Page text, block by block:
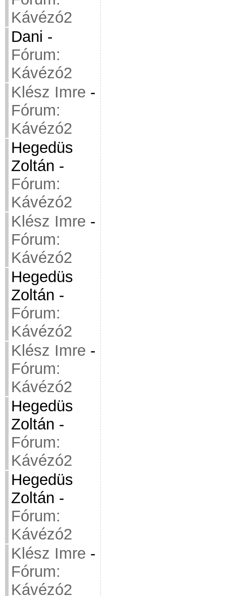
Kávézó2
Dani -
Fórum:
Kávézó2
Klész Imre -
Fórum:
Kávézó2
Hegedüs
Zoltán -
Fórum:
Kávézó2
Klész Imre -
Fórum:
Kávézó2
Hegedüs
Zoltán -
Fórum:
Kávézó2
Klész Imre -
Fórum:
Kávézó2
Hegedüs
Zoltán -
Fórum:
Kávézó2
Hegedüs
Zoltán -
Fórum:
Kávézó2
Klész Imre -
Fórum:
Kávézó2